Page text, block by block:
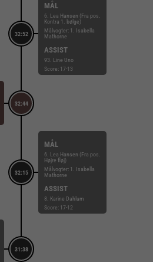
32:52
MÅL
6. Lea Hansen (Fra pos.
Kontra 1. bølge)
Målvogter: 1. Isabella
Mathorne
ASSIST
93. Line Uno
Score: 17-13
32:44
32:15
MÅL
6. Lea Hansen (Fra pos.
Højre fløj)
Målvogter: 1. Isabella
Mathorne
ASSIST
8. Karine Dahlum
Score: 17-12
31:38